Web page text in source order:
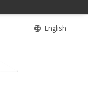
English